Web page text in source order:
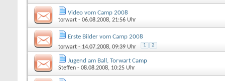
Video vom Camp 2008
torwart - 06.08.2008, 21:56 Uhr
Erste Bilder vom Camp 2008
torwart - 14.07.2008, 09:39 Uhr 1 2
Jugend am Ball, Torwart Camp
Steffen - 08.08.2008, 10:25 Uhr